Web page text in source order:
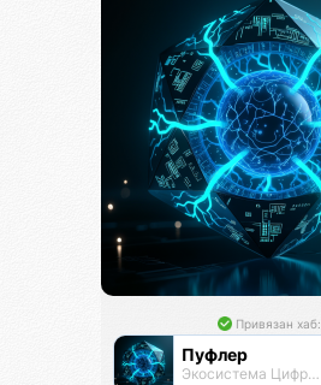
Привязан хаб:
Пуфлер
Экосистема Цифровых Организмов